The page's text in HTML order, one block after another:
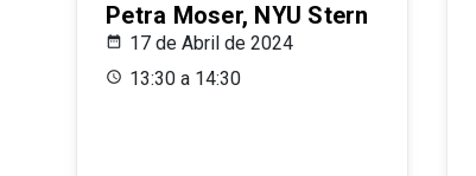
Petra Moser, NYU Stern
17 de Abril de 2024
13:30 a 14:30